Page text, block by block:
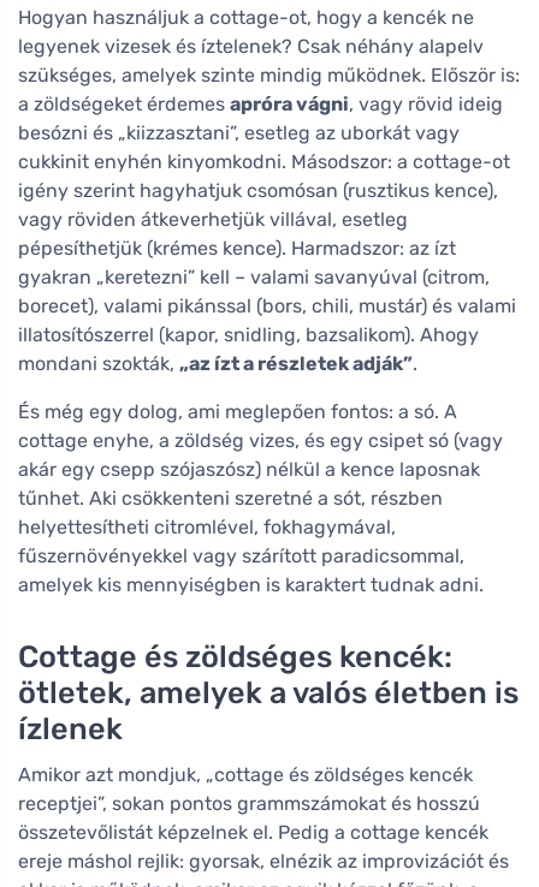
Hogyan használjuk a cottage-ot, hogy a kencék ne
legyenek vizesek és íztelenek? Csak néhány alapelv
szükséges, amelyek szinte mindig működnek. Először is:
a zöldségeket érdemes apróra vágni, vagy rövid ideig
besózni és „kiizzasztani”, esetleg az uborkát vagy
cukkinit enyhén kinyomkodni. Másodszor: a cottage-ot
igény szerint hagyhatjuk csomósan (rusztikus kence),
vagy röviden átkeverhetjük villával, esetleg
pépesíthetjük (krémes kence). Harmadszor: az ízt
gyakran „keretezni” kell – valami savanyúval (citrom,
borecet), valami pikánssal (bors, chili, mustár) és valami
illatosítószerrel (kapor, snidling, bazsalikom). Ahogy
mondani szokták, „az ízt a részletek adják”.
És még egy dolog, ami meglepően fontos: a só. A
cottage enyhe, a zöldség vizes, és egy csipet só (vagy
akár egy csepp szójaszósz) nélkül a kence laposnak
tűnhet. Aki csökkenteni szeretné a sót, részben
helyettesítheti citromlével, fokhagymával,
fűszernövényekkel vagy szárított paradicsommal,
amelyek kis mennyiségben is karaktert tudnak adni.
Cottage és zöldséges kencék:
ötletek, amelyek a valós életben is
ízlenek
Amikor azt mondjuk, „cottage és zöldséges kencék
receptjei”, sokan pontos grammszámokat és hosszú
összetevőlistát képzelnek el. Pedig a cottage kencék
ereje máshol rejlik: gyorsak, elnézik az improvizációt és